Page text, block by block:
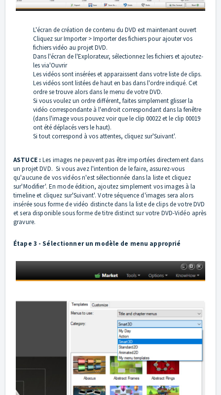
L'écran de création de contenu du DVD est maintenant ouvert
Cliquez sur Importer > Importer des fichiers pour ajouter vos
fichiers vidéo au projet DVD.
Dans l'écran de l'Explorateur, sélectionnez les fichiers et ajoutez-
les via'Ouvrir
Les vidéos sont insérées et apparaissent dans votre liste de clips.
Les vidéos sont listées de haut en bas dans l'ordre indiqué. Cet
ordre se trouve alors dans le menu de votre DVD.
Si vous voulez un ordre différent, faites simplement glisser la
vidéo correspondante à l'endroit correspondant dans la fenêtre
(dans l'image vous pouvez voir que le clip 00022 et le clip 00019
ont été déplacés vers le haut).
Si tout correspond à vos attentes, cliquez sur'Suivant'.
ASTUCE : Les images ne peuvent pas être importées directement dans
un projet DVD. Si vous avez l'intention de le faire, assurez-vous
qu'aucune de vos vidéos n'est sélectionnée dans la liste et cliquez
sur'Modifier'. En mode édition, ajoutez simplement vos images à la
timeline et cliquez sur'Suivant'. Votre séquence d'images sera alors
insérée sous forme de vidéo distincte dans la liste de clips de votre DVD
et sera disponible sous forme de titre distinct sur votre DVD-Vidéo après
gravure.
Étape 3 - Sélectionner un modèle de menu approprié